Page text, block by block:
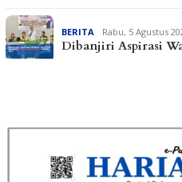
BERITA Rabu, 5 Agustus
Dibanjiri Aspirasi